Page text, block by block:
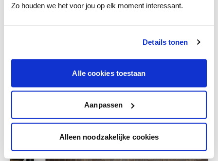
Zo houden we het voor jou op elk moment interessant.
Details tonen
Alle cookies toestaan
Aanpassen
Alleen noodzakelijke cookies
Krijg persoonlijk advies om kleuren te
Deze stijlen zijn misschien ook iets voor jou